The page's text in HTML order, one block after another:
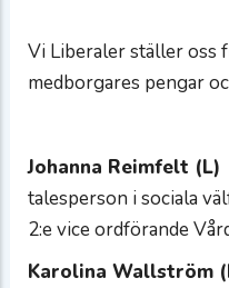
Vi Liberaler ställer oss
medborgares pengar
Johanna Reimfelt (L)
talesperson i sociala
2:e vice ordförande
Karolina Wallström